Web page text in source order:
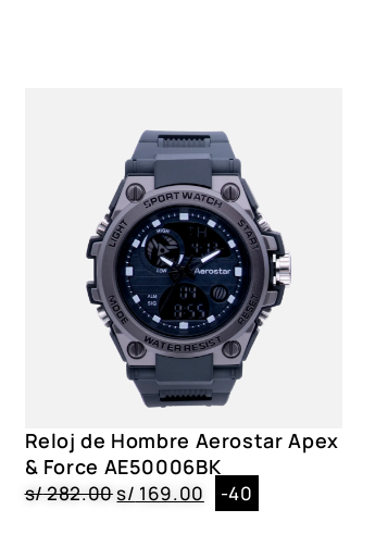
mm
Reloj de Hombre Aerostar Apex
& Force AE50006BK
s/282.00s/ 169.00 -40